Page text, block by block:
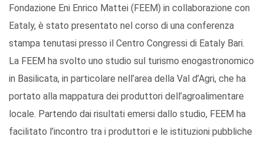
Fondazione Eni Enrico Mattei (FEEM) in collaborazione con
Eataly, è stato presentato nel corso di una conferenza
stampa tenutasi presso il Centro Congressi di Eataly Bari.
La FEEM ha svolto uno studio sul turismo enogastronomico
in Basilicata, in particolare nell’area della Val d’Agri, che ha
portato alla mappatura dei produttori dell’agroalimentare
locale. Partendo dai risultati emersi dallo studio, FEEM ha
facilitato l’incontro tra i produttori e le istituzioni pubbliche